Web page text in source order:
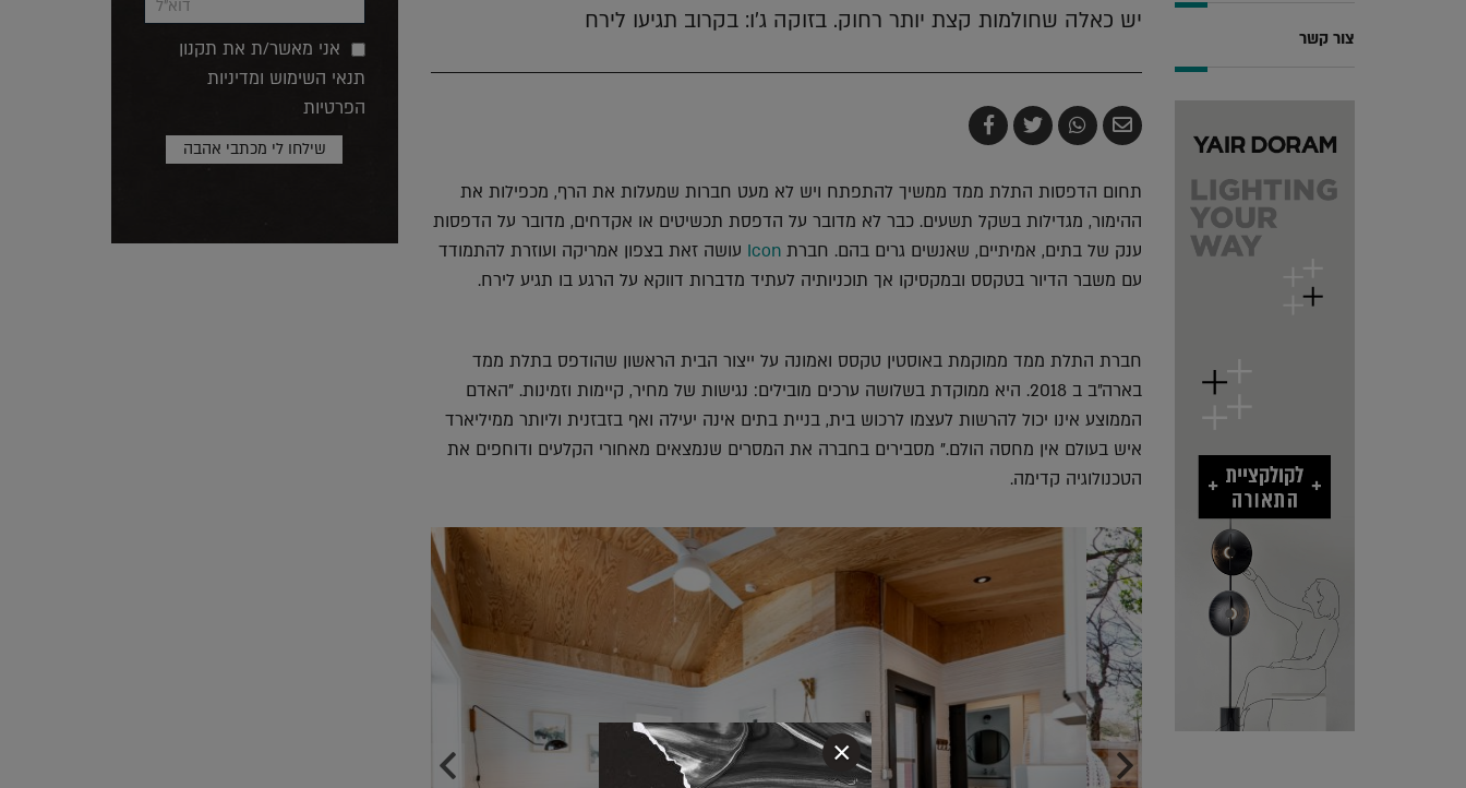
יש כאלה שחולמות קצת יותר רחוק. בזוקה ג'ו: בקרוב תגיעו לירח
שלח
בדואר
שתף
ב-
צייץ
ב-
שתף
ב-
תחום הדפסות התלת ממד ממשיך להתפתח ויש לא מעט חברות שמעלות את הרף, מכפילות את
ההימור, מגדילות בשקל תשעים. כבר לא מדובר על הדפסת תכשיטים או אקדחים, מדובר על הדפסות
ענק של בתים, אמיתיים, שאנשים גרים בהם. חברת Icon עושה זאת בצפון אמריקה ועוזרת להתמודד
עם משבר הדיור בטקסס ובמקסיקו אך תוכניותיה לעתיד מדברות דווקא על הרגע בו תגיע לירח.
חברת התלת ממד ממוקמת באוסטין טקסס ואמונה על ייצור הבית הראשון שהודפס בתלת ממד
בארה"ב ב 2018. היא ממוקדת בשלושה ערכים מובילים: נגישות של מחיר, קיימות וזמינות. "האדם
הממוצע אינו יכול להרשות לעצמו לרכוש בית, בניית בתים אינה יעילה ואף בזבזנית וליותר ממיליארד
איש בעולם אין מחסה הולם." מסבירים בחברה את המסרים שנמצאים מאחורי הקלעים ודוחפים את
הטכנולוגיה קדימה.
צור קשר
אני מאשר/ת את תקנון
תנאי השימוש ומדיניות
הפרטיות
×